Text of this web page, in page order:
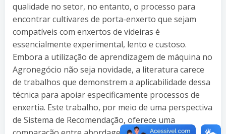
qualidade no setor, no entanto, o processo para
encontrar cultivares de porta-enxerto que sejam
compatíveis com enxertos de videiras é
essencialmente experimental, lento e custoso.
Embora a utilização de aprendizagem de máquina no
Agronegócio não seja novidade, a literatura carece
de trabalhos que demonstrem a aplicabilidade dessa
técnica para apoiar especificamente processos de
enxertia. Este trabalho, por meio de uma perspectiva
de Sistema de Recomendação, oferece uma